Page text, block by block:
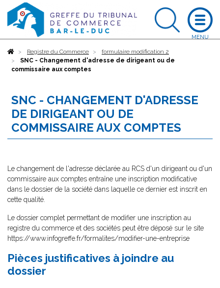
AccueilRegistre du Commerce
formulaire modification 2
SNC - Changement d'adresse de dirigeant ou de
commissaire aux comptes
SNC - CHANGEMENT D'ADRESSE
DE DIRIGEANT OU DE
COMMISSAIRE AUX COMPTES
Le changement de l'adresse déclarée au RCS d'un dirigeant ou d'un
commissaire aux comptes entraîne une inscription modificative
dans le dossier de la société dans laquelle ce dernier est inscrit en
cette qualité.
Le dossier complet permettant de modifier une inscription au
registre du commerce et des sociétés peut être déposé sur le site
https://www.infogreffe.fr/formalites/modifier-une-entreprise
Pièces justificatives à joindre au
dossier